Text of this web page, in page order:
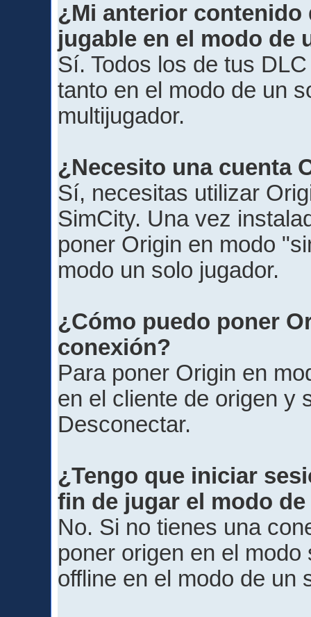
¿Mi anterior contenido
jugable en el modo de
Sí. Todos los de tus
tanto en el modo de un
multijugador.
¿Necesito una cuenta
Sí, necesitas utilizar
SimCity. Una vez
poner Origin en modo
modo un solo jugador.
¿Cómo puedo poner
conexión?
Para poner Origin en
en el cliente de origen y
Desconectar.
¿Tengo que iniciar
fin de jugar el modo
No. Si no tienes una
poner origen en el
offline en el modo de un